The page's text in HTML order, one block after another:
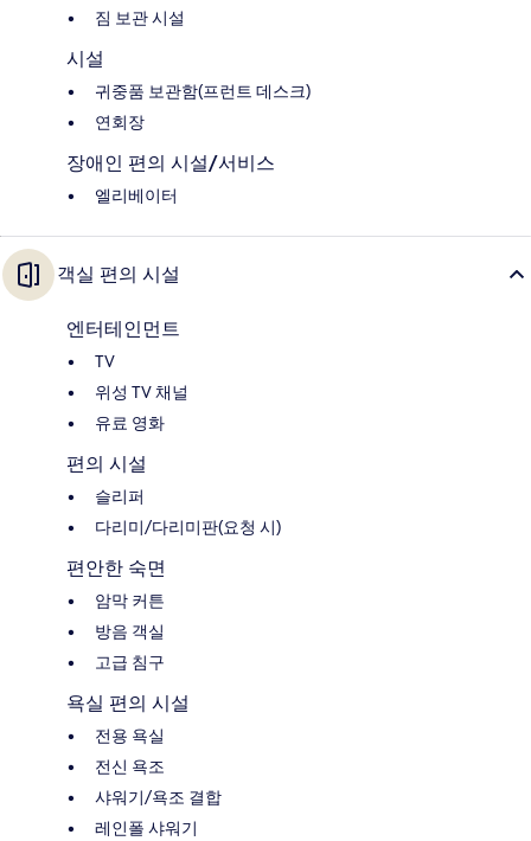
짐 보관 시설
시설
귀중품 보관함(프런트 데스크)
연회장
장애인 편의 시설/서비스
엘리베이터
객실 편의 시설
엔터테인먼트
TV
위성 TV 채널
유료 영화
편의 시설
슬리퍼
다리미/다리미판(요청 시)
편안한 숙면
암막 커튼
방음 객실
고급 침구
욕실 편의 시설
전용 욕실
전신 욕조
샤워기/욕조 결합
레인폴 샤워기